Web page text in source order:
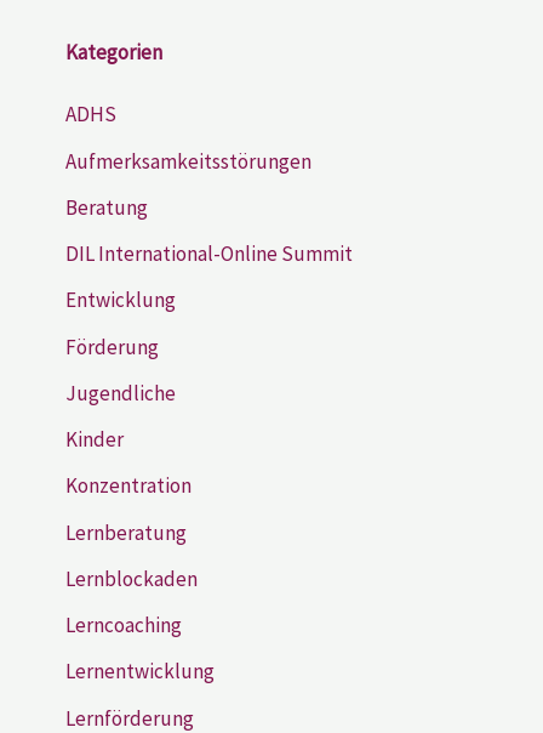
Kategorien
ADHS
Aufmerksamkeitsstörungen
Beratung
DIL International-Online Summit
Entwicklung
Förderung
Jugendliche
Kinder
Konzentration
Lernberatung
Lernblockaden
Lerncoaching
Lernentwicklung
Lernförderung